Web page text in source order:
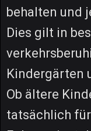
behalten und
Dies gilt in
Kindergärten
Ob ältere
tatsächlich